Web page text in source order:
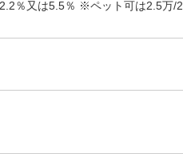
％又は5.5％ ※ペット可は2.5万/2.